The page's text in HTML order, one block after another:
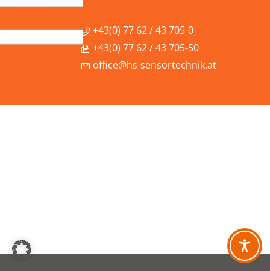
+43(0) 77 62 / 43 705-0
+43(0) 77 62 / 43 705-50
office@hs-sensortechnik.at